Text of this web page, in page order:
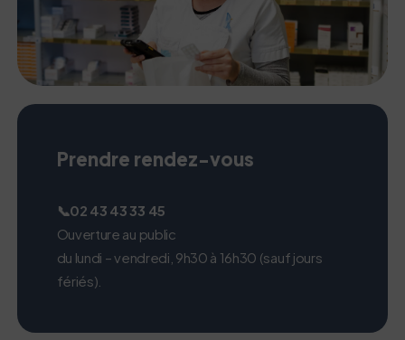
Prendre rendez-vous
📞02 43 43 33 45
Ouverture au public
du lundi – vendredi, 9h30 à 16h30 (sauf jours
fériés).